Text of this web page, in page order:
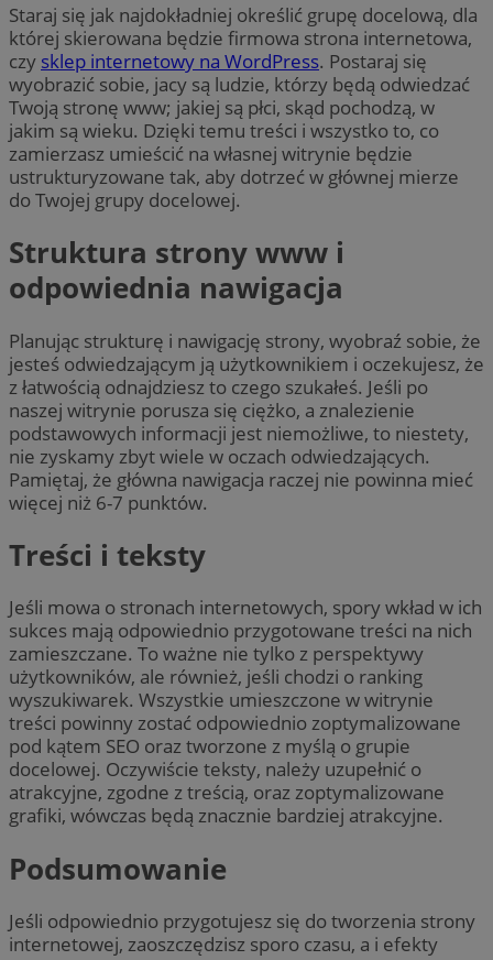
Staraj się jak najdokładniej określić grupę docelową, dla
której skierowana będzie firmowa strona internetowa,
czy sklep internetowy na WordPress. Postaraj się
wyobrazić sobie, jacy są ludzie, którzy będą odwiedzać
Twoją stronę www; jakiej są płci, skąd pochodzą, w
jakim są wieku. Dzięki temu treści i wszystko to, co
zamierzasz umieścić na własnej witrynie będzie
ustrukturyzowane tak, aby dotrzeć w głównej mierze
do Twojej grupy docelowej.
Struktura strony www i
odpowiednia nawigacja
Planując strukturę i nawigację strony, wyobraź sobie, że
jesteś odwiedzającym ją użytkownikiem i oczekujesz, że
z łatwością odnajdziesz to czego szukałeś. Jeśli po
naszej witrynie porusza się ciężko, a znalezienie
podstawowych informacji jest niemożliwe, to niestety,
nie zyskamy zbyt wiele w oczach odwiedzających.
Pamiętaj, że główna nawigacja raczej nie powinna mieć
więcej niż 6-7 punktów.
Treści i teksty
Jeśli mowa o stronach internetowych, spory wkład w ich
sukces mają odpowiednio przygotowane treści na nich
zamieszczane. To ważne nie tylko z perspektywy
użytkowników, ale również, jeśli chodzi o ranking
wyszukiwarek. Wszystkie umieszczone w witrynie
treści powinny zostać odpowiednio zoptymalizowane
pod kątem SEO oraz tworzone z myślą o grupie
docelowej. Oczywiście teksty, należy uzupełnić o
atrakcyjne, zgodne z treścią, oraz zoptymalizowane
grafiki, wówczas będą znacznie bardziej atrakcyjne.
Podsumowanie
Jeśli odpowiednio przygotujesz się do tworzenia strony
internetowej, zaoszczędzisz sporo czasu, a i efekty